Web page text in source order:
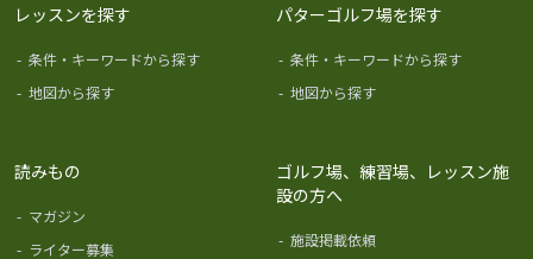
レッスンを探す
- 条件・キーワードから探す
- 地図から探す
パターゴルフ場を探す
- 条件・キーワードから探す
- 地図から探す
読みもの
- マガジン
- ライター募集
ゴルフ場、練習場、レッスン施
設の方へ
- 施設掲載依頼